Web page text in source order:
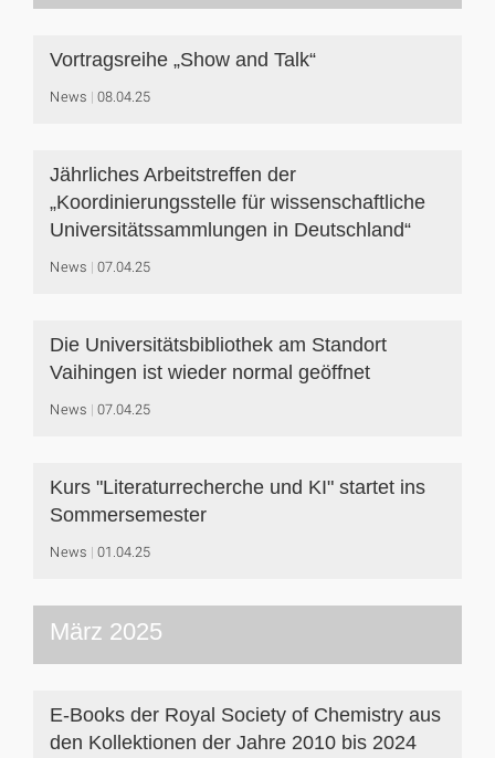
Vortragsreihe „Show and Talk“
News 08.04.25
Jährliches Arbeitstreffen der
„Koordinierungsstelle für wissenschaftliche
Universitätssammlungen in Deutschland“
News 07.04.25
Die Universitätsbibliothek am Standort
Vaihingen ist wieder normal geöffnet
News 07.04.25
Kurs "Literaturrecherche und KI" startet ins
Sommersemester
News 01.04.25
März 2025
E-Books der Royal Society of Chemistry aus
den Kollektionen der Jahre 2010 bis 2024